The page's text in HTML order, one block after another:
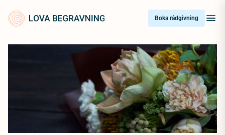
content
Boka rådgivning